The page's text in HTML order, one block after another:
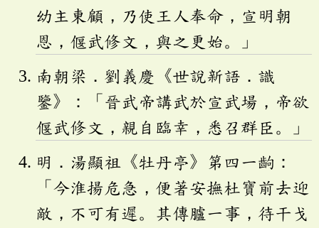
幼主東顧，乃使王人奉命，宣明朝
恩，偃武修文，與之更始。」
南朝梁．劉義慶《世說新語．識
鑒》：「晉武帝講武於宣武場，帝欲
偃武修文，親自臨幸，悉召群臣。」
明．湯顯祖《牡丹亭》第四一齣：
「今淮揚危急，便著安撫杜寶前去迎
敵，不可有遲。其傳臚一事，待干戈